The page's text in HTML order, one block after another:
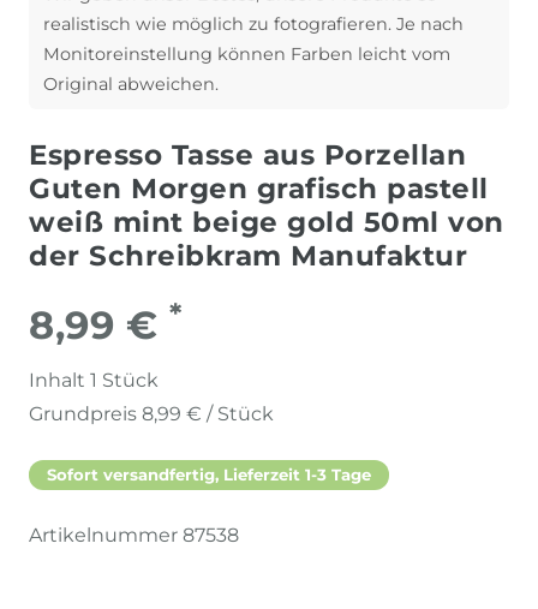
realistisch wie möglich zu fotografieren. Je nach
Monitoreinstellung können Farben leicht vom
Original abweichen.
Espresso Tasse aus Porzellan
Guten Morgen grafisch pastell
weiß mint beige gold 50ml von
der Schreibkram Manufaktur
8,99 € *
Inhalt 1 Stück
Grundpreis 8,99 € / Stück
Sofort versandfertig, Lieferzeit 1-3 Tage
Artikelnummer 87538